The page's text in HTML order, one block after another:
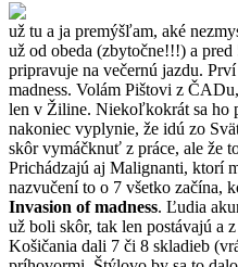
už tu a ja premýšľam, aké
už od obeda (zbytočne!!!) a
pripravuje na večernú jazdu.
madness. Volám Pištovi z
len v Žiline. Niekoľkokrát sa ho
nakoniec vyplynie, že idú zo
skôr vymáčknuť z práce, ale že
Prichádzajú aj Malignanti, ktorí
nazvučení to o 7 všetko začína,
Invasion of madness. Ľudia
už boli skôr, tak len postávajú a
Košičania dali 7 či 8 skladieb